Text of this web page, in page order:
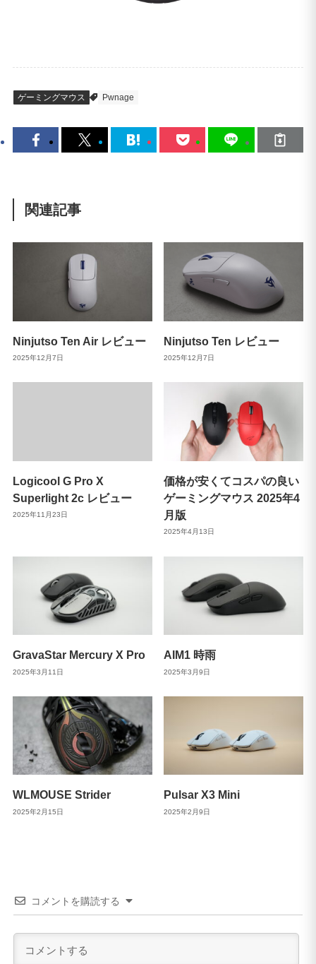
ゲーミングマウス Pwnage
関連記事
Ninjutso Ten Air レビュー
2025年12月7日
Ninjutso Ten レビュー
2025年12月7日
Logicool G Pro X
Superlight 2c レビュー
2025年11月23日
価格が安くてコスパの良い
ゲーミングマウス 2025年4
月版
2025年4月13日
GravaStar Mercury X Pro
2025年3月11日
AIM1 時雨
2025年3月9日
WLMOUSE Strider
2025年2月15日
Pulsar X3 Mini
2025年2月9日
コメントを購読する